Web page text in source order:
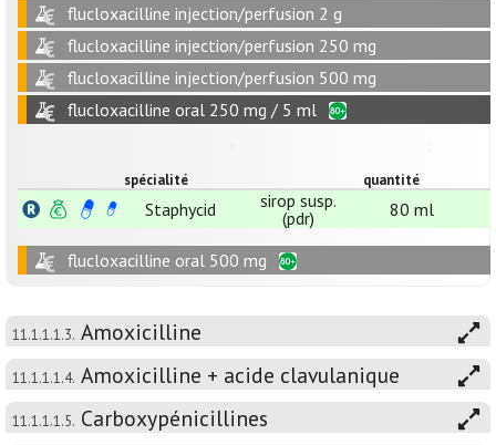
flucloxacilline injection/perfusion 2 g
flucloxacilline injection/perfusion 250 mg
flucloxacilline injection/perfusion 500 mg
flucloxacilline oral 250 mg / 5 ml
spécialité quantité
Staphycid
sirop susp.
(pdr)
80 ml
flucloxacilline oral 500 mg
11.1.1.1.3. Amoxicilline
11.1.1.1.4. Amoxicilline + acide clavulanique
11.1.1.1.5. Carboxypénicillines